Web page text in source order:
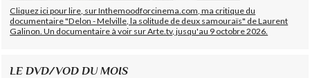
Cliquez ici pour lire, sur Inthemoodforcinema.com, ma critique du
documentaire "Delon - Melville, la solitude de deux samouraïs" de Laurent
Galinon. Un documentaire à voir sur Arte.tv, jusqu'au 9 octobre 2026.
LE DVD/VOD DU MOIS